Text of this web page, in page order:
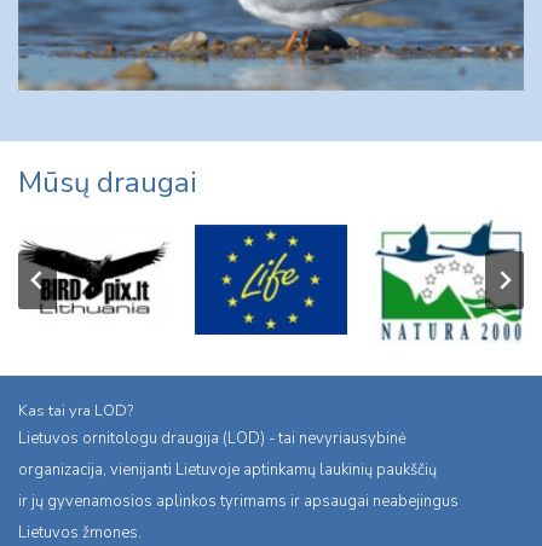
Mūsų draugai
Kas tai yra LOD?
Lietuvos ornitologu draugija (LOD) - tai nevyriausybinė
organizacija, vienijanti Lietuvoje aptinkamų laukinių paukščių
ir jų gyvenamosios aplinkos tyrimams ir apsaugai neabejingus
Lietuvos žmones.